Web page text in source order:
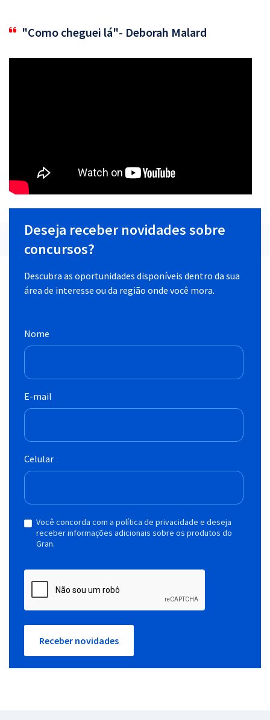
"Como cheguei lá"- Deborah Malard
Deseja receber novidades sobre
concursos?
Descubra as oportunidades disponíveis dentro da sua
área de interesse ou da região onde você mora.
Nome
E-mail
Celular
Você concorda com a política de privacidade e deseja
receber informações adicionais sobre os produtos do
Gran.
Receber novidades